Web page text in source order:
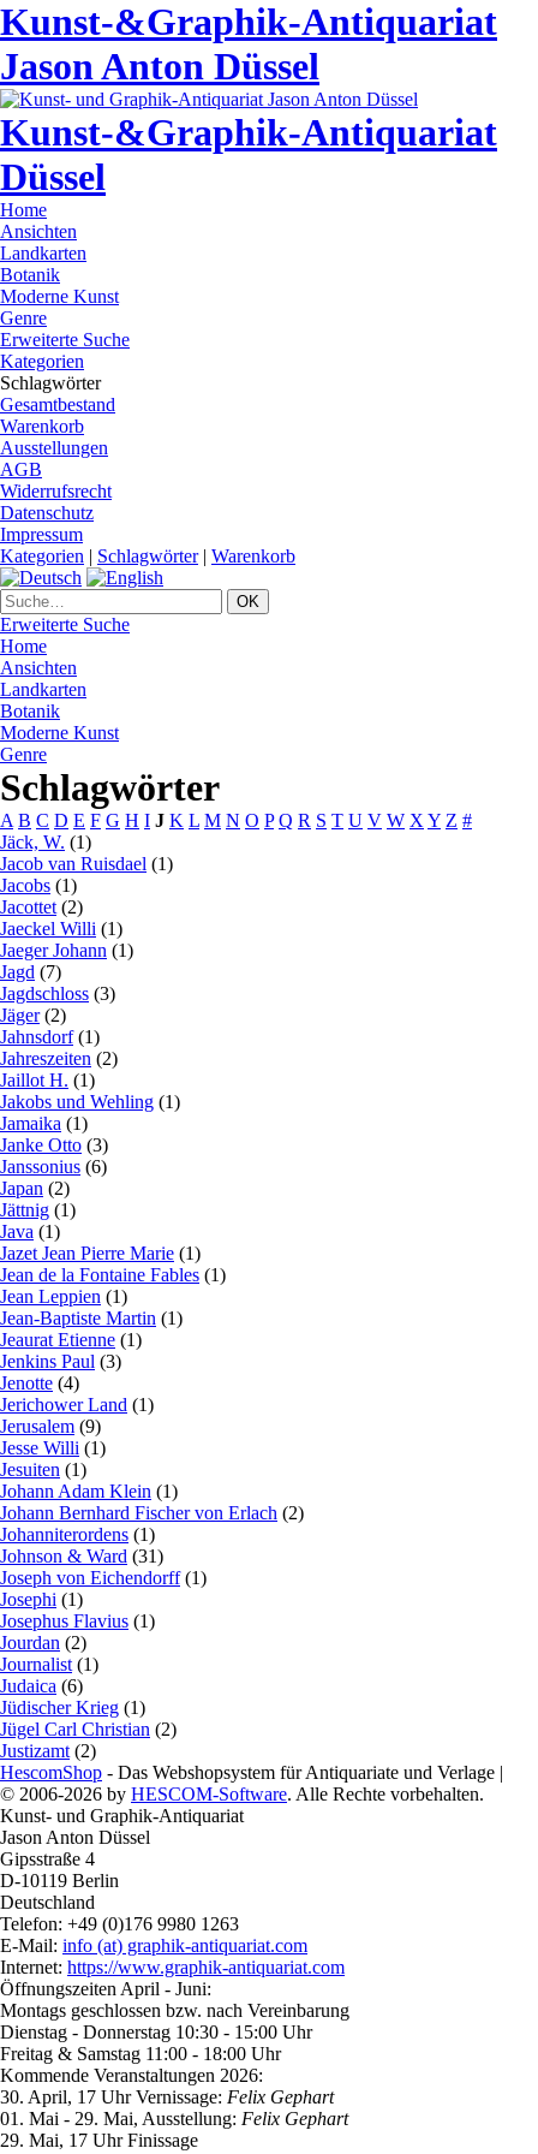
Kunst-&Graphik-Antiquariat
Jason Anton Düssel
Kunst-&Graphik-Antiquariat
Düssel
Home
Ansichten
Landkarten
Botanik
Moderne Kunst
Genre
Erweiterte Suche
Kategorien
Schlagwörter
Gesamtbestand
Warenkorb
Ausstellungen
AGB
Widerrufsrecht
Datenschutz
Impressum
Kategorien | Schlagwörter| Warenkorb
Erweiterte Suche
Home
Ansichten
Landkarten
Botanik
Moderne Kunst
Genre
Schlagwörter
A B C D E F G H I J K L M N O P Q R S T U V W X Y Z #
Jäck, W. (1)
Jacob van Ruisdael (1)
Jacobs (1)
Jacottet (2)
Jaeckel Willi (1)
Jaeger Johann (1)
Jagd (7)
Jagdschloss (3)
Jäger (2)
Jahnsdorf (1)
Jahreszeiten (2)
Jaillot H. (1)
Jakobs und Wehling (1)
Jamaika (1)
Janke Otto (3)
Janssonius (6)
Japan (2)
Jättnig (1)
Java (1)
Jazet Jean Pierre Marie (1)
Jean de la Fontaine Fables (1)
Jean Leppien (1)
Jean-Baptiste Martin (1)
Jeaurat Etienne (1)
Jenkins Paul (3)
Jenotte (4)
Jerichower Land (1)
Jerusalem (9)
Jesse Willi (1)
Jesuiten (1)
Johann Adam Klein (1)
Johann Bernhard Fischer von Erlach (2)
Johanniterordens (1)
Johnson & Ward (31)
Joseph von Eichendorff (1)
Josephi (1)
Josephus Flavius (1)
Jourdan (2)
Journalist (1)
Judaica (6)
Jüdischer Krieg (1)
Jügel Carl Christian (2)
Justizamt (2)
HescomShop - Das Webshopsystem für Antiquariate und Verlage |
© 2006-2026 by HESCOM-Software. Alle Rechte vorbehalten.
Kunst- und Graphik-Antiquariat
Jason Anton Düssel
Gipsstraße 4
D-10119 Berlin
Deutschland
Telefon: +49 (0)176 9980 1263
E-Mail: info (at) graphik-antiquariat.com
Internet: https://www.graphik-antiquariat.com
Öffnungszeiten April - Juni:
Montags geschlossen bzw. nach Vereinbarung
Dienstag - Donnerstag 10:30 - 15:00 Uhr
Freitag & Samstag 11:00 - 18:00 Uhr
Kommende Veranstaltungen 2026:
30. April, 17 Uhr Vernissage: Felix Gephart
01. Mai - 29. Mai, Ausstellung: Felix Gephart
29. Mai, 17 Uhr Finissage